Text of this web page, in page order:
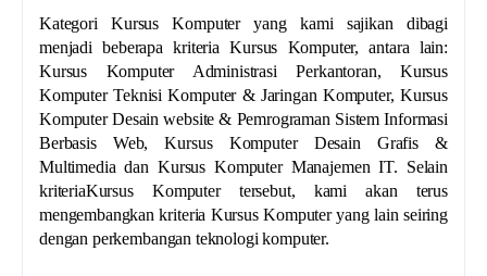
Kategori Kursus Komputer yang kami sajikan dibagi
menjadi beberapa kriteria Kursus Komputer, antara lain:
Kursus Komputer Administrasi Perkantoran, Kursus
Komputer Teknisi Komputer & Jaringan Komputer, Kursus
Komputer Desain website & Pemrograman Sistem Informasi
Berbasis Web, Kursus Komputer Desain Grafis &
Multimedia dan Kursus Komputer Manajemen IT. Selain
kriteriaKursus Komputer tersebut, kami akan terus
mengembangkan kriteria Kursus Komputer yang lain seiring
dengan perkembangan teknologi komputer.